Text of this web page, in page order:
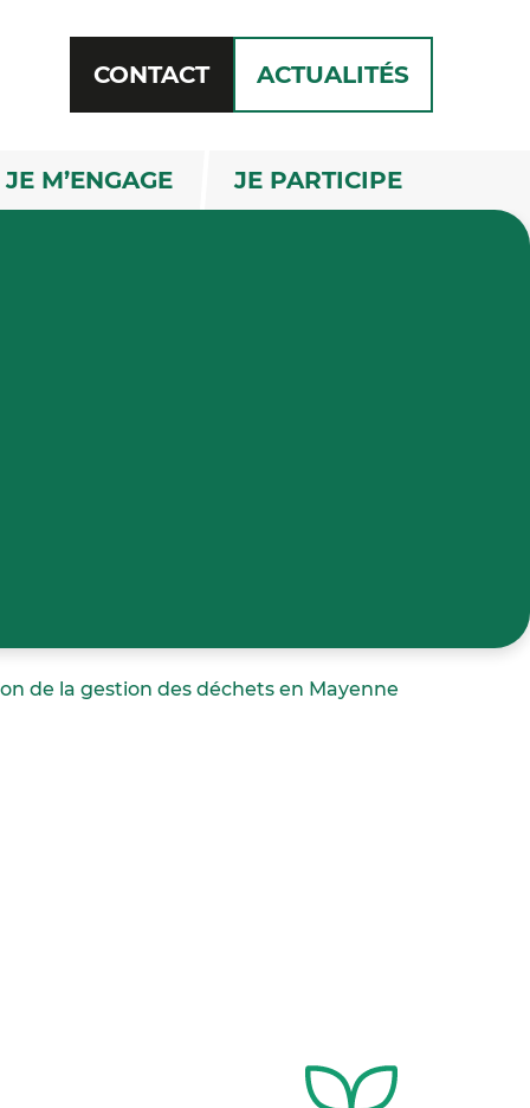
CONTACT ACTUALITÉS
JE M’ENGAGE JE PARTICIPE
de la gestion des déchets en Mayenne